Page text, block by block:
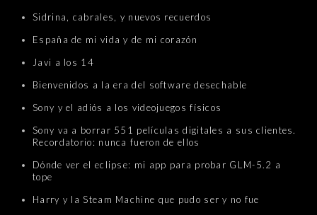
Sidrina, cabrales, y nuevos recuerdos
España de mi vida y de mi corazón
Javi a los 14
Bienvenidos a la era del software desechable
Sony y el adiós a los videojuegos físicos
Sony va a borrar 551 películas digitales a sus clientes.
Recordatorio: nunca fueron de ellos
Dónde ver el eclipse: mi app para probar GLM-5.2 a
tope
Harry y la Steam Machine que pudo ser y no fue